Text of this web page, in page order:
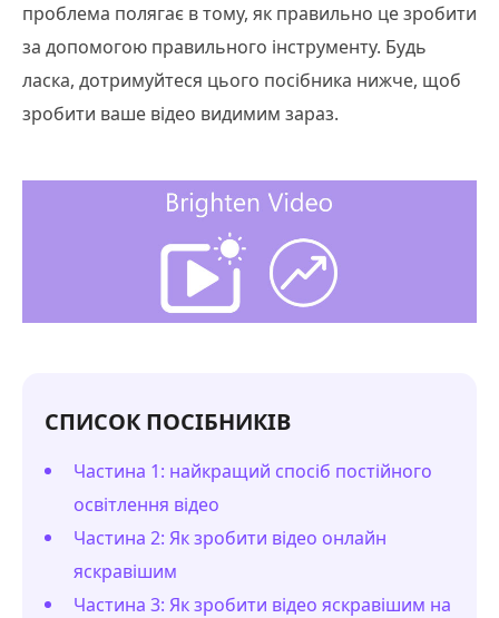
проблема полягає в тому, як правильно це зробити
за допомогою правильного інструменту. Будь
ласка, дотримуйтеся цього посібника нижче, щоб
зробити ваше відео видимим зараз.
СПИСОК ПОСІБНИКІВ
Частина 1: найкращий спосіб постійного
освітлення відео
Частина 2: Як зробити відео онлайн
яскравішим
Частина 3: Як зробити відео яскравішим на